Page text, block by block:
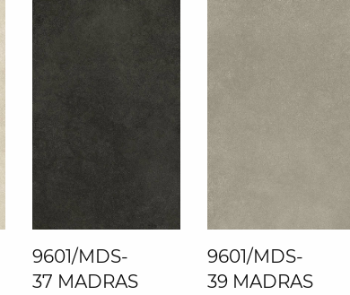
9601/MDS-
37 MADRAS
9601/MDS-
39 MADRAS